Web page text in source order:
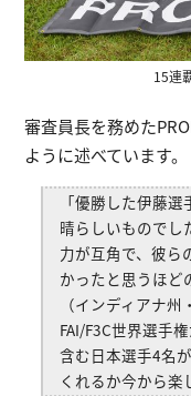
15連
審査員長を務めた
ように述べています。
「優勝した伊藤
晴らしいものでし
力が互角で、彼ら
かったと思うほど
（インディアナ
FAI/F3C世界選手
含む日本選手4名
くれるか今から楽